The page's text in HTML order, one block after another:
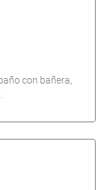
con bañera,